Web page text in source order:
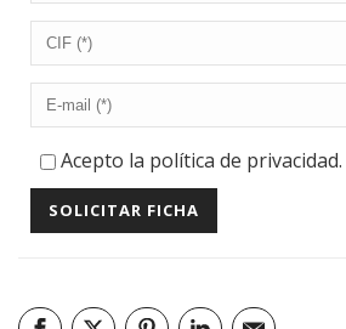
Acepto la política de privacidad.